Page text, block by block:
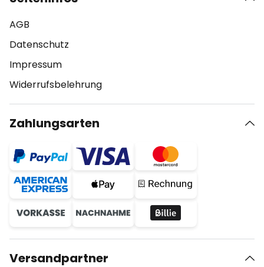
AGB
Datenschutz
Impressum
Widerrufsbelehrung
Zahlungsarten
Versandpartner